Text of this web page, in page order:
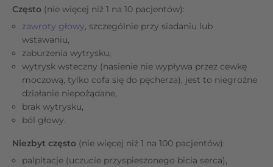
Często (nie więcej niż 1 na 10 pacjentów):
zawroty głowy, szczególnie przy siadaniu lub
wstawaniu,
zaburzenia wytrysku,
wytrysk wsteczny (nasienie nie wypływa przez cewkę
moczową, tylko cofa się do pęcherza), jest to niegroźne
działanie niepożądane,
brak wytrysku,
ból głowy.
Niezbyt często (nie więcej niż 1 na 100 pacjentów):
palpitacje (uczucie przyspieszonego bicia serca),